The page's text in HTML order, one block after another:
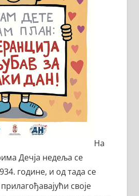
На
Дечја недеља се
године, и од тада се
своје